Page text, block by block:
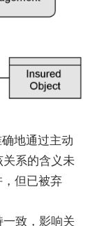
地通过主动
系的含义未
但已被弃
致，影响关